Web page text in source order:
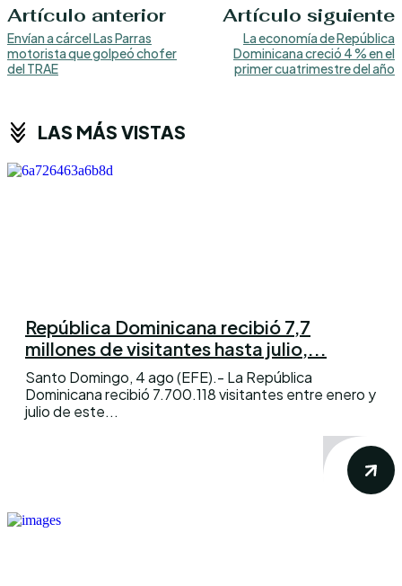
Artículo anterior
Envían a cárcel Las Parras
motorista que golpeó chofer
del TRAE
Artículo siguiente
La economía de República
Dominicana creció 4 % en el
primer cuatrimestre del año
LAS MÁS VISTAS
República Dominicana recibió 7,7
millones de visitantes hasta julio,...
Santo Domingo, 4 ago (EFE).- La República
Dominicana recibió 7.700.118 visitantes entre enero y
julio de este...